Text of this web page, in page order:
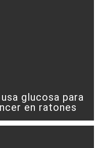
glucosa para
en ratones